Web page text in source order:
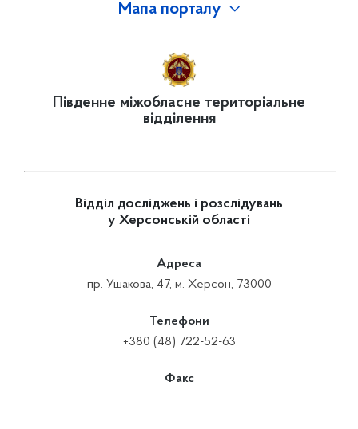
Мапа порталу
Південне міжобласне територіальне
відділення
Відділ досліджень і розслідувань
у Херсонській області
Адреса
пр. Ушакова, 47, м. Херсон, 73000
Телефони
+380 (48) 722-52-63
Факс
-